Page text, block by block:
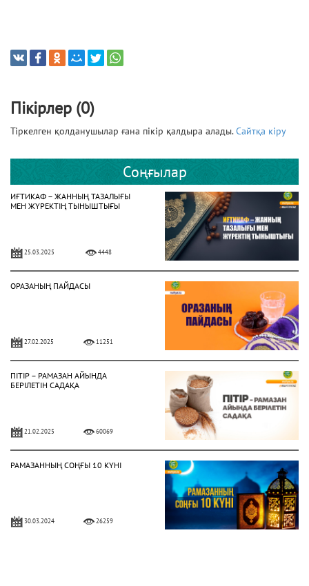
Пікірлер (0)
Тіркелген қолданушылар ғана пікір қалдыра алады.Сайтқа кіру
Соңғылар
ИҒТИКАФ – ЖАННЫҢ ТАЗАЛЫҒЫ
МЕН ЖҮРЕКТІҢ ТЫНЫШТЫҒЫ
25.03.2025 4448
ОРАЗАНЫҢ ПАЙДАСЫ
27.02.2025 11251
ПІТІР – РАМАЗАН АЙЫНДА
БЕРІЛЕТІН САДАҚА
21.02.2025 60069
РАМАЗАННЫҢ СОҢҒЫ 10 КҮНІ
30.03.2024 26259